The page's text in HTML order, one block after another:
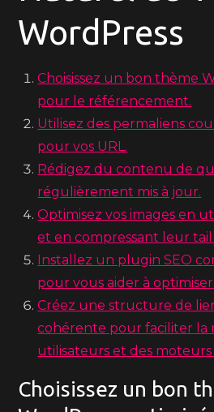
WordPress
Choisissez un bon thème
pour le référencement.
Utilisez des permaliens
pour vos URL.
Rédigez du contenu de
régulièrement mis à jour.
Optimisez vos images en
et en compressant leur
Installez un plugin SEO
pour vous aider à
Créez une structure de
cohérente pour faciliter la
utilisateurs et des
Choisissez un bon